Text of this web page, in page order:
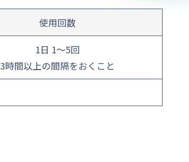
使用回数
1日 1～5回
3時間以上の間隔をおくこと